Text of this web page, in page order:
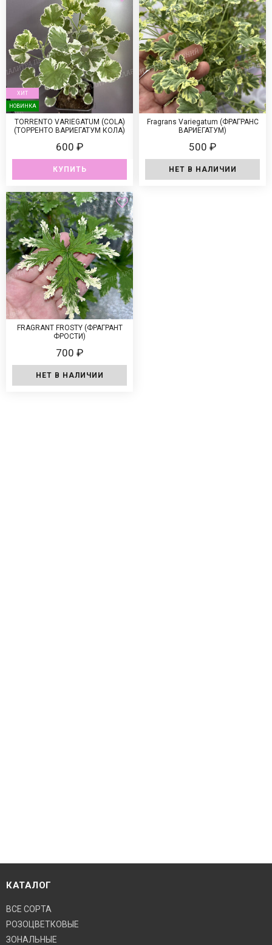
ХИТ
НОВИНКА
TORRENTO VARIEGATUM (COLA)
(ТОРРЕНТО ВАРИЕГАТУМ КОЛА)
600 ₽
КУПИТЬ
Fragrans Variegatum (ФРАГРАНС
ВАРИЕГАТУМ)
500 ₽
НЕТ В НАЛИЧИИ
FRAGRANT FROSTY (ФРАГРАНТ
ФРОСТИ)
700 ₽
НЕТ В НАЛИЧИИ
КАТАЛОГ
ВСЕ СОРТА
РОЗОЦВЕТКОВЫЕ
ЗОНАЛЬНЫЕ